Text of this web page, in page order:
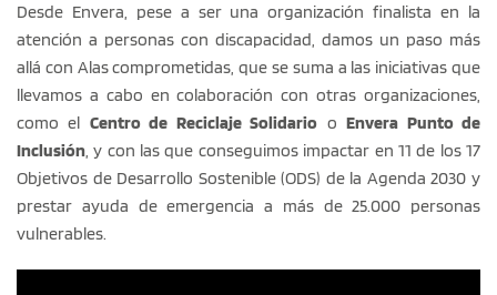
Desde Envera, pese a ser una organización finalista en la
atención a personas con discapacidad, damos un paso más
allá con Alas comprometidas, que se suma a las iniciativas que
llevamos a cabo en colaboración con otras organizaciones,
como el Centro de Reciclaje Solidario o Envera Punto de
Inclusión, y con las que conseguimos impactar en 11 de los 17
Objetivos de Desarrollo Sostenible (ODS) de la Agenda 2030 y
prestar ayuda de emergencia a más de 25.000 personas
vulnerables.